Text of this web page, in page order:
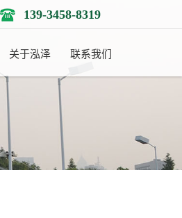
139-3458-8319
关于泓泽 联系我们